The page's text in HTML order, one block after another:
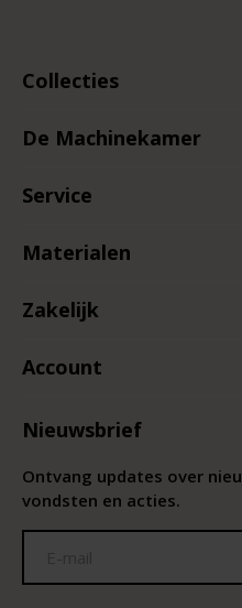
Collecties
De Machinekamer
Service
Materialen
Zakelijk
Account
Nieuwsbrief
Ontvang updates over
vondsten en acties.